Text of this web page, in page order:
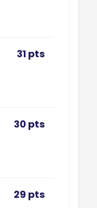
31 pts
30 pts
29 pts